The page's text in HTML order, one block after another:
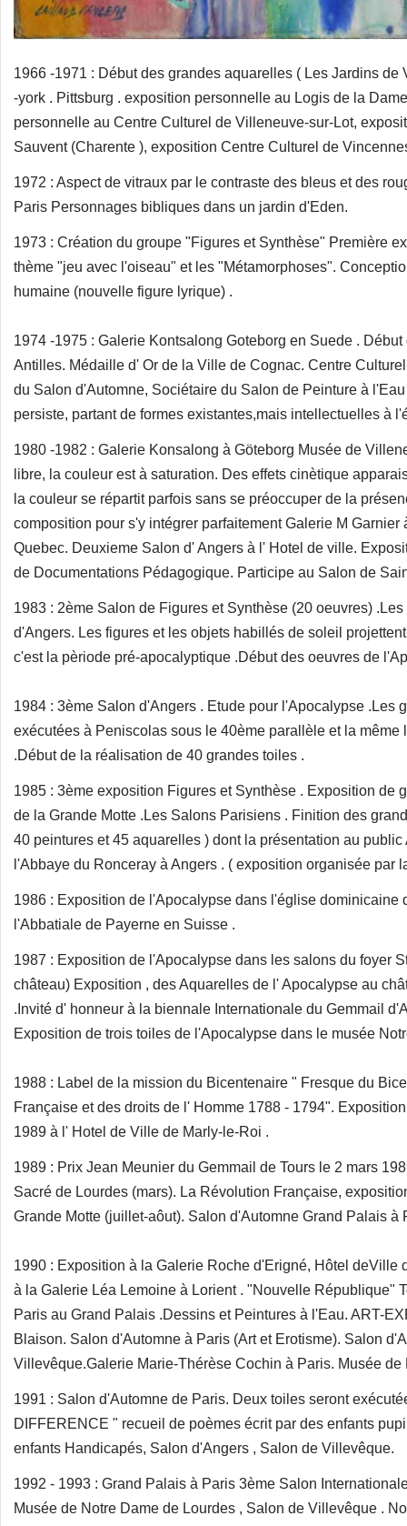
1966 -1971 : Début des grandes aquarelles ( Les Jardins
-york . Pittsburg . exposition personnelle au Logis de la
personnelle au Centre Culturel de Villeneuve-sur-Lot,
Sauvent (Charente ), exposition Centre Culturel de
1972 : Aspect de vitraux par le contraste des bleus et des
Paris Personnages bibliques dans un jardin d'Eden.
1973 : Création du groupe "Figures et Synthèse" Première
thème "jeu avec l'oiseau" et les "Métamorphoses".
humaine (nouvelle figure lyrique) .
1974 -1975 : Galerie Kontsalong Goteborg en Suede .
Antilles. Médaille d' Or de la Ville de Cognac. Centre
du Salon d'Automne, Sociétaire du Salon de Peinture à
persiste, partant de formes existantes,mais intellectuelles à
1980 -1982 : Galerie Konsalong à Göteborg Musée de
libre, la couleur est à saturation. Des effets cinètique
la couleur se répartit parfois sans se préoccuper de la
composition pour s'y intégrer parfaitement Galerie M
Quebec. Deuxieme Salon d' Angers à l' Hotel de ville.
de Documentations Pédagogique. Participe au Salon de
1983 : 2ème Salon de Figures et Synthèse (20 oeuvres)
d'Angers. Les figures et les objets habillés de soleil
c'est la pèriode pré-apocalyptique .Début des oeuvres de
1984 : 3ème Salon d'Angers . Etude pour l'Apocalypse .Les
exécutées à Peniscolas sous le 40ème parallèle et la même
.Début de la réalisation de 40 grandes toiles .
1985 : 3ème exposition Figures et Synthèse . Exposition de
de la Grande Motte .Les Salons Parisiens . Finition des
40 peintures et 45 aquarelles ) dont la présentation au
l'Abbaye du Ronceray à Angers . ( exposition organisée par
1986 : Exposition de l'Apocalypse dans l'église dominicaine
l'Abbatiale de Payerne en Suisse .
1987 : Exposition de l'Apocalypse dans les salons du foyer
château) Exposition , des Aquarelles de l' Apocalypse au
.Invité d' honneur à la biennale Internationale du Gemmail
Exposition de trois toiles de l'Apocalypse dans le musée
1988 : Label de la mission du Bicentenaire " Fresque du
Française et des droits de l' Homme 1788 - 1794".
1989 à l' Hotel de Ville de Marly-le-Roi .
1989 : Prix Jean Meunier du Gemmail de Tours le 2 mars
Sacré de Lourdes (mars). La Révolution Française,
Grande Motte (juillet-aôut). Salon d'Automne Grand Palais à
1990 : Exposition à la Galerie Roche d'Erigné, Hôtel deVille
à la Galerie Léa Lemoine à Lorient . "Nouvelle République"
Paris au Grand Palais .Dessins et Peintures à l'Eau. ART-
Blaison. Salon d'Automne à Paris (Art et Erotisme). Salon
Villevêque.Galerie Marie-Thérèse Cochin à Paris. Musée de
1991 : Salon d'Automne de Paris. Deux toiles seront
DIFFERENCE " recueil de poèmes écrit par des enfants
enfants Handicapés, Salon d'Angers , Salon de Villevêque.
1992 - 1993 : Grand Palais à Paris 3ème Salon
Musée de Notre Dame de Lourdes , Salon de Villevêque .